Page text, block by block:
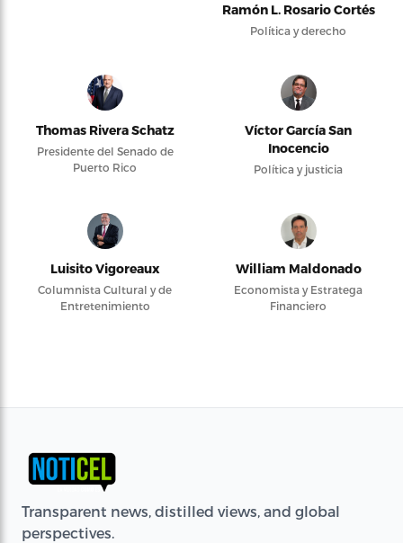
Ramón L. Rosario Cortés
Política y derecho
Thomas Rivera Schatz
Presidente del Senado de
Puerto Rico
Víctor García San
Inocencio
Política y justicia
Luisito Vigoreaux
Columnista Cultural y de
Entretenimiento
William Maldonado
Economista y Estratega
Financiero
Transparent news, distilled views, and global
perspectives.